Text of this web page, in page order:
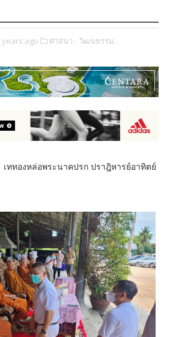
years ago ศาสนา - วัฒนธรรม,
ททองหล่อพระนาคปรก ปราฎิหารย์อาทิตย์